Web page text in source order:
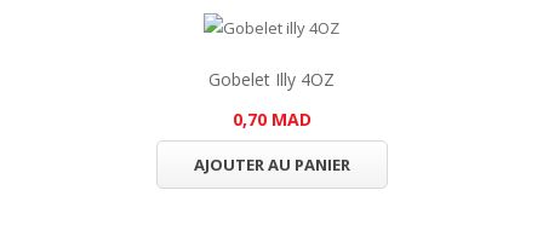
Gobelet Illy 4OZ
0,70 MAD
AJOUTER AU PANIER